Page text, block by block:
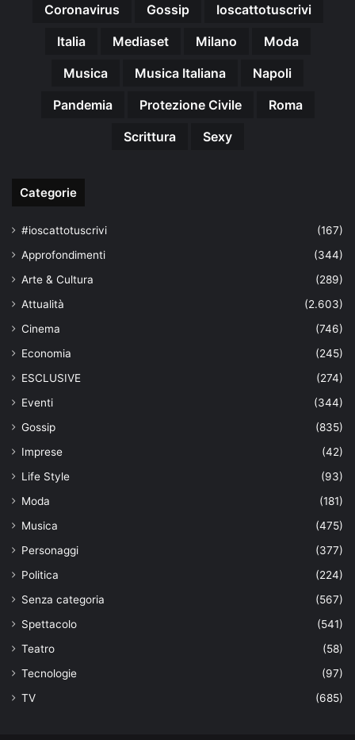
Coronavirus
Gossip
Ioscattotuscrivi
Italia
Mediaset Milano
Moda
Musica
Musica Italiana
Napoli
Pandemia
Protezione Civile
Roma
Scrittura
Sexy
Categorie
#ioscattotuscrivi
(167)
Approfondimenti
(344)
Arte & Cultura
(289)
Attualità
(2.603)
Cinema
(746)
Economia
(245)
ESCLUSIVE
(274)
Eventi
(344)
Gossip
(835)
Imprese
(42)
Life Style
(93)
Moda
(181)
Musica
(475)
Personaggi
(377)
Politica
(224)
Senza categoria
(567)
Spettacolo
(541)
Teatro
(58)
Tecnologie
(97)
TV
(685)